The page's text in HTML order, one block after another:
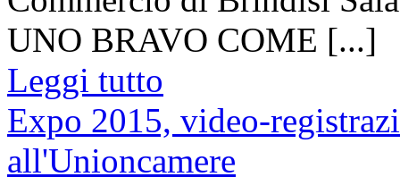
UNO BRAVO COME [...]
Leggi tutto
Expo 2015, video-
all'Unioncamere